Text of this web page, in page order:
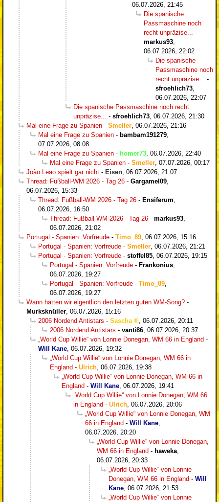
06.07.2026, 21:45
Die spanische
Passmaschine noch
recht unpräzise...
-
markus93
06.07.2026, 22:02
Die spanische
Passmaschine noch
recht unpräzise...
-
sfroehlich73
06.07.2026, 22:07
Die spanische Passmaschine noch recht
unpräzise...
- sfroehlich73 06.07.2026, 21:30
Mal eine Frage zu Spanien - Smeller 06.07.2026, 21:16
Mal eine Frage zu Spanien - bambam191279
07.07.2026, 08:08
Mal eine Frage zu Spanien - homer73 06.07.2026, 22:40
Mal eine Frage zu Spanien - Smeller 07.07.2026, 00:17
João Leao spielt gar nicht - Eisen 06.07.2026, 21:07
Thread: Fußball-WM 2026 - Tag 26 - Gargamel09
06.07.2026, 15:33
Thread: Fußball-WM 2026 - Tag 26 - Ensiferum
06.07.2026, 16:50
Thread: Fußball-WM 2026 - Tag 26 - markus93
06.07.2026, 21:02
Portugal - Spanien: Vorfreude - Timo_89 06.07.2026, 15:16
Portugal - Spanien: Vorfreude - Smeller 06.07.2026, 21:21
Portugal - Spanien: Vorfreude - stoffel85 06.07.2026, 19:15
Portugal - Spanien: Vorfreude - Frankonius
06.07.2026, 19:27
Portugal - Spanien: Vorfreude - Timo_89
06.07.2026, 19:27
Wann hatten wir eigentlich den letzten guten WM-Song? -
Murksknüller 06.07.2026, 15:16
2006 Nordend Antistars - Sascha
06.07.2026, 20:11
2006 Nordend Antistars - vanti86 06.07.2026, 20:37
„World Cup Willie“ von Lonnie Donegan, WM 66 in England -
Will Kane 06.07.2026, 19:32
„World Cup Willie“ von Lonnie Donegan, WM 66 in
England - Ulrich 06.07.2026, 19:38
„World Cup Willie“ von Lonnie Donegan, WM 66 in
England - Will Kane 06.07.2026, 19:41
„World Cup Willie“ von Lonnie Donegan, WM 66
in England - Ulrich 06.07.2026, 20:06
„World Cup Willie“ von Lonnie Donegan, WM
66 in England - Will Kane
06.07.2026, 20:20
„World Cup Willie“ von Lonnie Donegan,
WM 66 in England - haweka
06.07.2026, 20:33
„World Cup Willie“ von Lonnie
Donegan, WM 66 in England - Will
Kane 06.07.2026, 21:53
„World Cup Willie“ von Lonnie